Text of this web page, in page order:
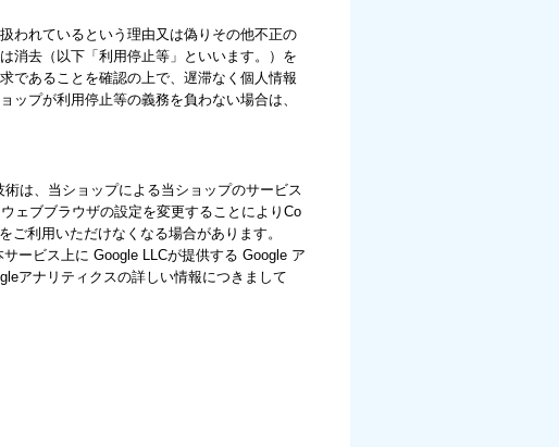
われているという理由又は偽りその他不正の
消去（以下「利用停止等」といいます。）を
であることを確認の上で、遅滞なく個人情報
プが利用停止等の義務を負わない場合は、
は、当ショップによる当ショップのサービス
ェブブラウザの設定を変更することによりCo
利用いただけなくなる場合があります。
ービス上に Google LLCが提供する Google ア
アナリティクスの詳しい情報につきまして